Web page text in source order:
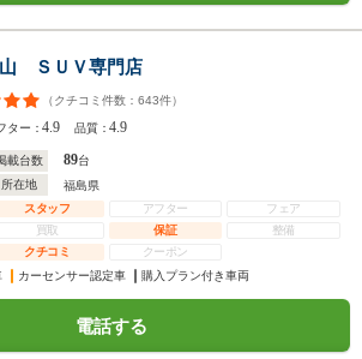
山 ＳＵＶ専門店
（クチコミ件数： 643件）
ター：4.9 品質：4.9
載台数 89台
所在地
福島県
スタッフ
アフター
フェア
買取
保証
整備
クチコミ
クーポン
カーセンサー認定車 購入プラン付き車両
電話する